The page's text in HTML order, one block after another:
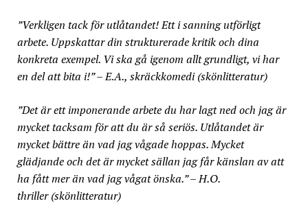
”Verkligen tack för utlåtandet! Ett i sanning utförligt
arbete. Uppskattar din strukturerade kritik och dina
konkreta exempel. Vi ska gå igenom allt grundligt, vi har
en del att bita i!” – E.A., skräckkomedi (skönlitteratur)
”Det är ett imponerande arbete du har lagt ned och jag är
mycket tacksam för att du är så seriös. Utlåtandet är
mycket bättre än vad jag vågade hoppas. Mycket
glädjande och det är mycket sällan jag får känslan av att
ha fått mer än vad jag vågat önska.” – H.O.
thriller (skönlitteratur)